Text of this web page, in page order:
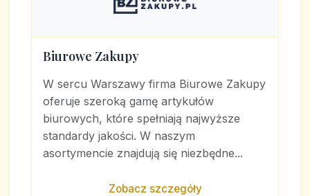
Biurowe Zakupy
W sercu Warszawy firma Biurowe Zakupy
oferuje szeroką gamę artykułów
biurowych, które spełniają najwyższe
standardy jakości. W naszym
asortymencie znajdują się niezbędne...
Zobacz szczegóły